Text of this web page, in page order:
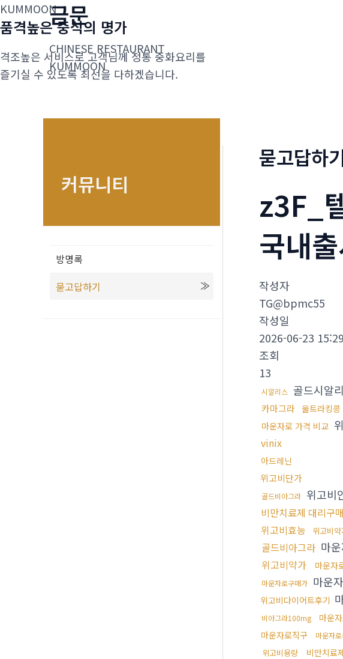
콘
텐
로
건
금문
CHINESE RESTAURANT
KUMMOON
KUMMOON
품격높은 중식의 명가
격조높은 서비스로 고객님께 정통 중화요리를
즐기실 수 있도록 최선을 다하겠습니다.
커뮤니티
방명록
묻고답하기
묻고답하
z3F_
국내
작성자
TG@bpmc55
작성일
2026-06-23 15:29
조회
13
시알리스 골드시알
카마그라 울트라킹콩
마운자로 가격 비교
vinix
아드레닌
위고비단가
골드비아그라 위고비
비만치료제 대리구매
위고비효능 위고비
골드비아그라 마
위고비약가 마운자
마운자로구매가 마운
위고비다이어트후기
비아그라100mg
마운
마운자로직구 마운자
위고비용량 비만치료